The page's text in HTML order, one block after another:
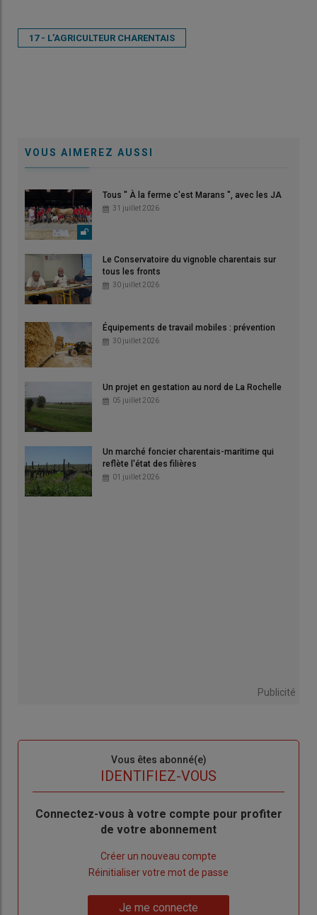
17 - L’AGRICULTEUR CHARENTAIS
VOUS AIMEREZ AUSSI
Tous " À la ferme c'est Marans ", avec les JA
31 juillet 2026
Le Conservatoire du vignoble charentais sur
tous les fronts
30 juillet 2026
Équipements de travail mobiles : prévention
30 juillet 2026
Un projet en gestation au nord de La Rochelle
05 juillet 2026
Un marché foncier charentais-maritime qui
reflète l'état des filières
01 juillet 2026
Publicité
Vous êtes abonné(e)
IDENTIFIEZ-VOUS
Body
Connectez-vous à votre compte pour profiter
de votre abonnement
Créer un nouveau compte
Réinitialiser votre mot de passe
Je me connecte